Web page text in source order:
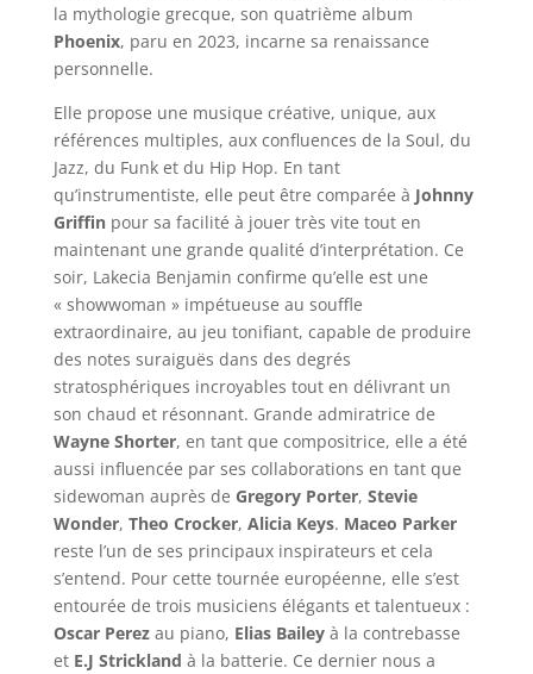
la mythologie grecque, son quatrième album
Phoenix, paru en 2023, incarne sa renaissance
personnelle.
Elle propose une musique créative, unique, aux
références multiples, aux confluences de la Soul, du
Jazz, du Funk et du Hip Hop. En tant
qu’instrumentiste, elle peut être comparée à Johnny
Griffinpour sa facilité à jouer très vite tout en
maintenant une grande qualité d’interprétation. Ce
soir, Lakecia Benjamin confirme qu’elle est une
« showwoman » impétueuse au souffle
extraordinaire, au jeu tonifiant, capable de produire
des notes suraiguës dans des degrés
stratosphériques incroyables tout en délivrant un
son chaud et résonnant. Grande admiratrice de
Wayne Shorter, en tant que compositrice, elle a été
aussi influencée par ses collaborations en tant que
sidewoman auprès de Gregory Porter, Stevie
Wonder, Theo Crocker, Alicia Keys. Maceo Parker
reste l’un de ses principaux inspirateurs et cela
s’entend. Pour cette tournée européenne, elle s’est
entourée de trois musiciens élégants et talentueux :
Oscar Perezau piano, Elias Baileyà la contrebasse
et E.J Strickland à la batterie. Ce dernier nous a